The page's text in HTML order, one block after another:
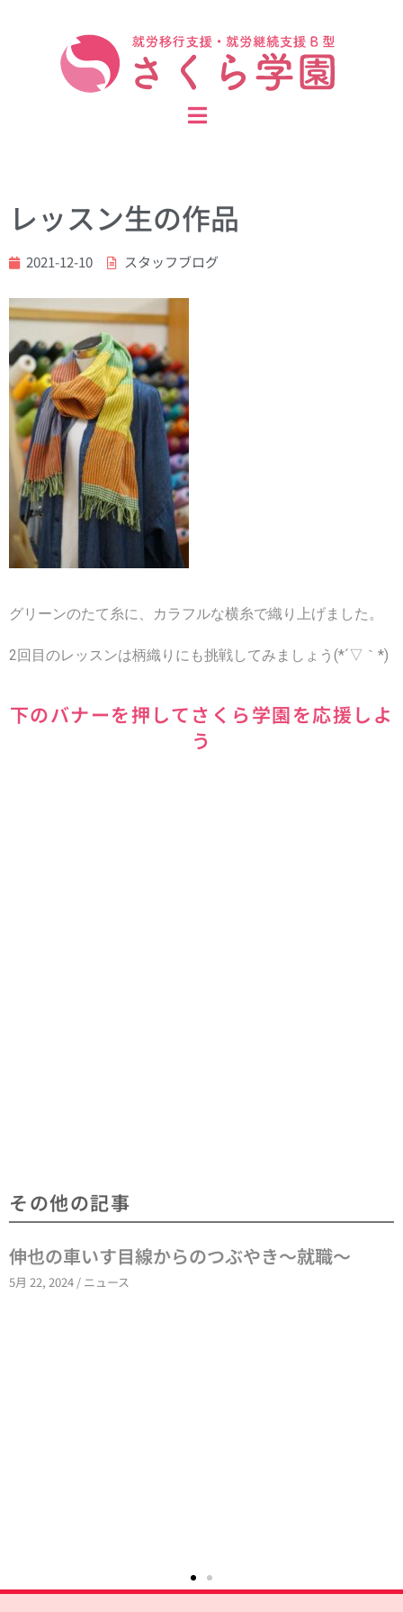
レッスン生の作品
2021-12-10 スタッフブログ
グリーンのたて糸に、カラフルな横糸で織り上げました。
2回目のレッスンは柄織りにも挑戦してみましょう(*´▽｀*)
下のバナーを押してさくら学園を応援しよ
う
その他の記事
伸也の車いす目線からのつぶやき～就職～
5月 22, 2024 / ニュース